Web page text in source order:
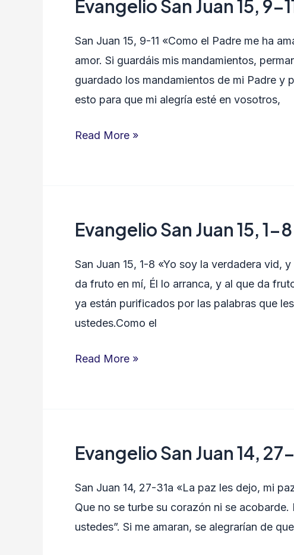
Evangelio San Juan 15, 9-
San Juan 15, 9-11 «Como el Padre me ha
amor. Si guardáis mis mandamientos,
guardado los mandamientos de mi Padre y
esto para que mi alegría esté en vosotros,
Evangelio
Juan
15,
9-
11
Read More »
Evangelio San Juan 15, 1-8
San Juan 15, 1-8 «Yo soy la verdadera vid,
da fruto en mí, Él lo arranca, y al que da
ya están purificados por las palabras que
ustedes.Como el
Evangelio
Juan
15,
1-
8
Read More »
Evangelio San Juan 14,
San Juan 14, 27-31a «La paz les dejo, mi
Que no se turbe su corazón ni se
ustedes”. Si me amaran, se alegrarían de
Evangelio
Juan
14,
27-